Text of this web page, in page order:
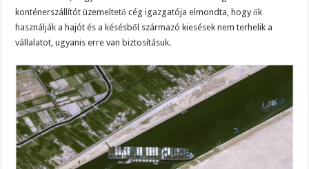
konténerszállítót üzemeltető cég igazgatója elmondta, hogy ők
használják a hajót és a késésből származó kiesések nem terhelik a
vállalatot, ugyanis erre van biztosításuk.